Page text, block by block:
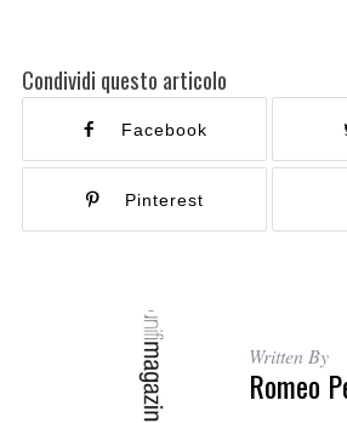
Condividi questo articolo
Facebook
Pinterest
Written By
Romeo